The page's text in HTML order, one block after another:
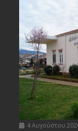
4 Αυγούστου